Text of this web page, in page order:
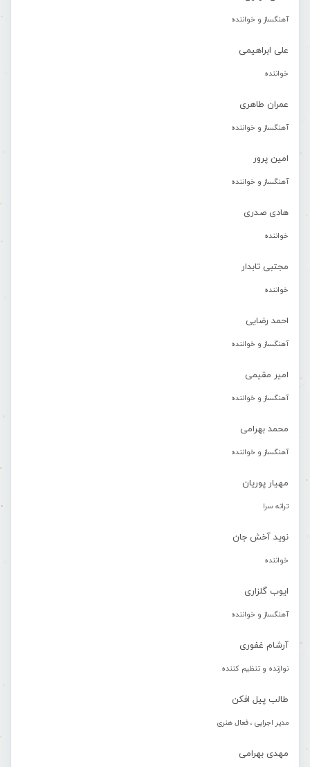
آهنگساز و خواننده
علی ابراهیمی
خواننده
عمران طاهری
آهنگساز و خواننده
امین پرور
آهنگساز و خواننده
هادی صدری
خواننده
مجتبی تابدار
خواننده
احمد رضایی
آهنگساز و خواننده
امیر مقیمی
آهنگساز و خواننده
محمد بهرامی
آهنگساز و خواننده
مهیار پوریان
ترانه سرا
نوید آخش جان
خواننده
ایوب گلزاری
آهنگساز و خواننده
آرشام غفوری
نوازنده و تنظیم کننده
طالب پیل افکن
مدیر اجرایی ، فعال هنری
مهدی بهرامی